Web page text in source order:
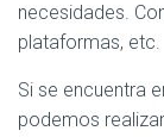
necesidades.
plataformas, etc.
Si se encuentra
podemos